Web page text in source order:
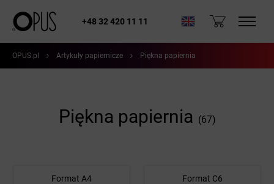
+48 32 420 11 11
OPUS.pl Artykuły papiernicze Piękna papiernia
Piękna papiernia (67)
Format A4 Format C6